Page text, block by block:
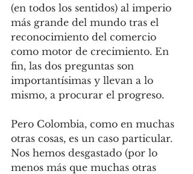
(en todos los sentidos) al imperio
más grande del mundo tras el
reconocimiento del comercio
como motor de crecimiento. En
fin, las dos preguntas son
importantísimas y llevan a lo
mismo, a procurar el progreso.
Pero Colombia, como en muchas
otras cosas, es un caso particular.
Nos hemos desgastado (por lo
menos más que muchas otras